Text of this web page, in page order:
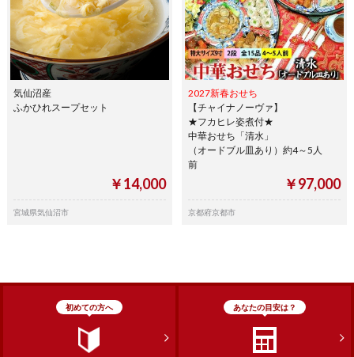
気仙沼産
ふかひれスープセット
￥14,000
宮城県気仙沼市
2027新春おせち
【チャイナノーヴァ】
★フカヒレ姿煮付★
中華おせち「清水」
（オードブル皿あり）約4～5人
前
￥97,000
京都府京都市
初めての方へ あなたの目安は？